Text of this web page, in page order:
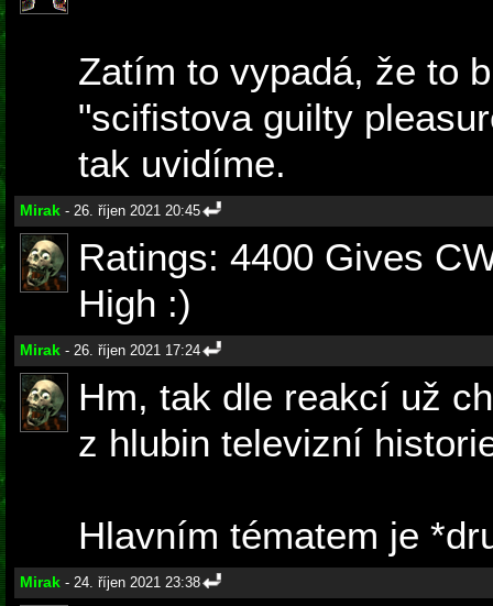
Zatím to vypadá, že to
"scifistova guilty
tak uvidíme.
Mirak - 26. říjen 2021 20:45
Ratings: 4400 Gives
High :)
Mirak - 26. říjen 2021 17:24
Hm, tak dle reakcí už
z hlubin televizní
Hlavním tématem je
Mirak - 24. říjen 2021 23:38